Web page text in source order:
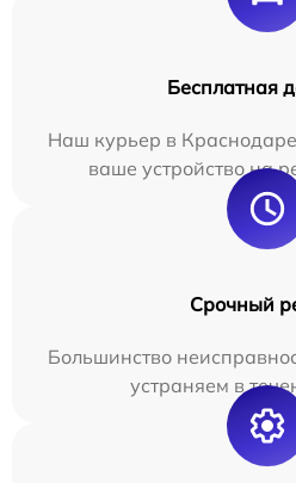
Бесплатная
Наш курьер в Краснодаре
ваше устройство на
Срочный
Большинство
устраняем в